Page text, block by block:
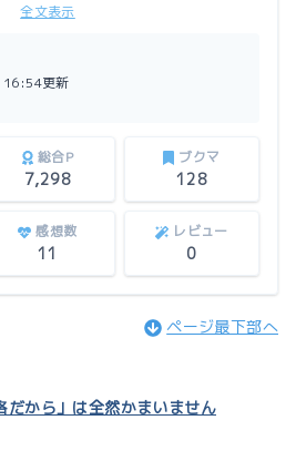
スにも掲載しています。
全文表示
更新
総合P
7,298
ブクマ
128
感想数
11
レビュー
0
ページ最下部へ
だから」は全然かまいません